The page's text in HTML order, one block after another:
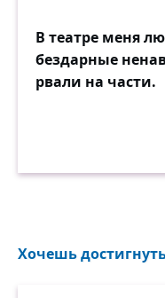
Знакомый
И жизнь не
От страшного
В театре меня
бездарные
рвали на части.
Хочешь